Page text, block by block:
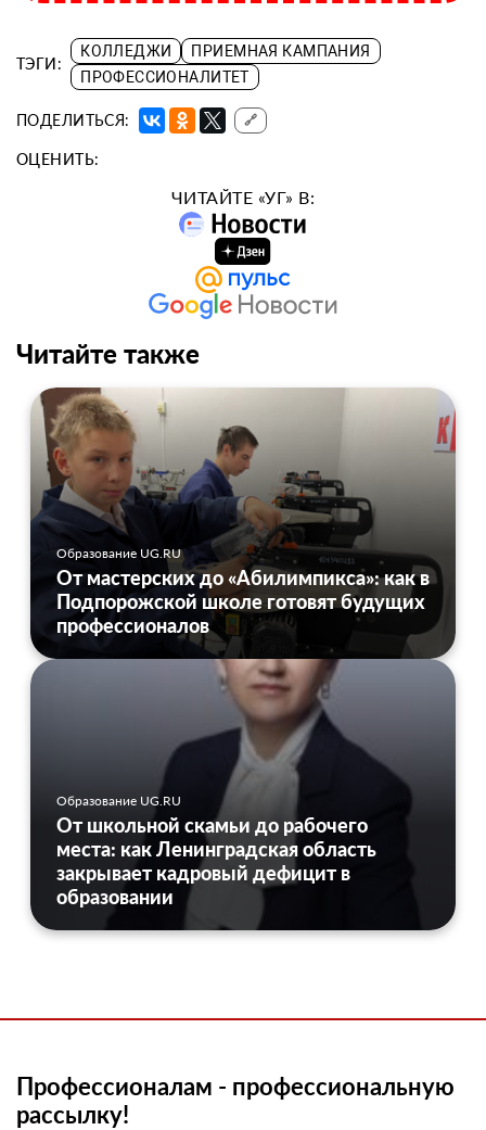
ТЭГИ:
КОЛЛЕДЖИ
ПРИЕМНАЯ КАМПАНИЯ
ПРОФЕССИОНАЛИТЕТ
ПОДЕЛИТЬСЯ: 🔗
ОЦЕНИТЬ:
ЧИТАЙТЕ «УГ» В:
Читайте также
Образование UG.RU
От мастерских до «Абилимпикса»: как в
Подпорожской школе готовят будущих
профессионалов
Образование UG.RU
От школьной скамьи до рабочего
места: как Ленинградская область
закрывает кадровый дефицит в
образовании
Профессионалам - профессиональную
рассылку!